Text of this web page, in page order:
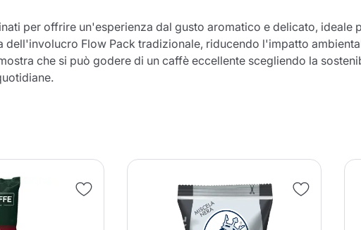
per offrire un'esperienza dal gusto aromatico e delicato, ideale
Flow Pack tradizionale, riducendo l'impatto
che si può godere di un caffè eccellente scegliendo la
è stato aggiunto con
acquisti Aggiungi la quantità minima consentita